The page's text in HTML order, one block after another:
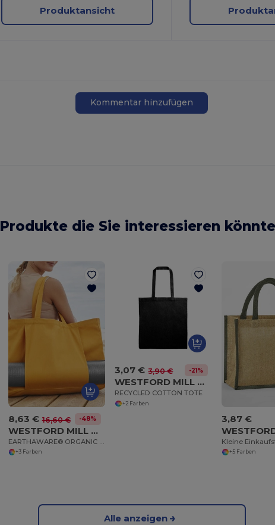
Produktansicht
Kommentar hinzufügen
Produkte die Sie interessieren
8,63 € 16,60 € -48%
WESTFORD MILL WM818
+3 Farben
3,07 € 3,90 € -21%
WESTFORD MILL WM901
RECYCLED COTTON TOTE
+2 Farben
3,87 €
+5 Farben
Alle anzeigen